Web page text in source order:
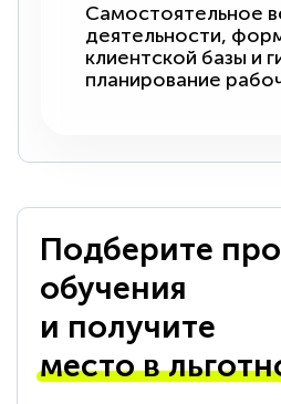
Самостоятельное
деятельности,
клиентской базы и
планирование
Подберите
обучения
и получите
место в